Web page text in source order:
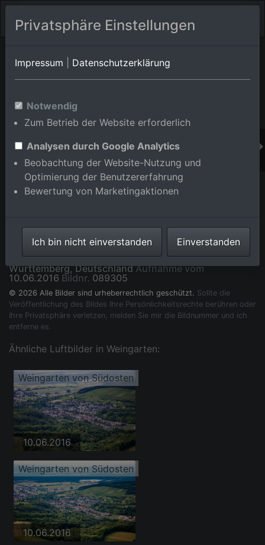
Orts-Album von Weingarten
Württemberg,Deutschland
Im Shop bestellen
Weingarten von Südosten im Bundesland Baden-
Württemberg, DeutschlandAufnahme vom
10.06.2016 Bildnr. 089305
© 2026 Alle Bilder sind urheberrechtlich geschützt. Sollte die
Veröffentlichung des Bildes Ihre Persönlichkeitsrechte berühren oder
Ihre Privatsphäre verletzen, melden Sie mir die Bildnummer und ich
entferne es.
Ähnliche Luftbilder in Weingarten:
Weingarten von Südosten
10.06.2016
Weingarten von Südosten
10.06.2016
Privatsphäre Einstellungen
Impressum Datenschutzerklärung
Notwendig
Zum Betrieb der Website erforderlich
Analysen durch Google Analytics
Beobachtung der Website-Nutzung und
Optimierung der Benutzererfahrung
Bewertung von Marketingaktionen
Ich bin nicht einverstanden Einverstanden